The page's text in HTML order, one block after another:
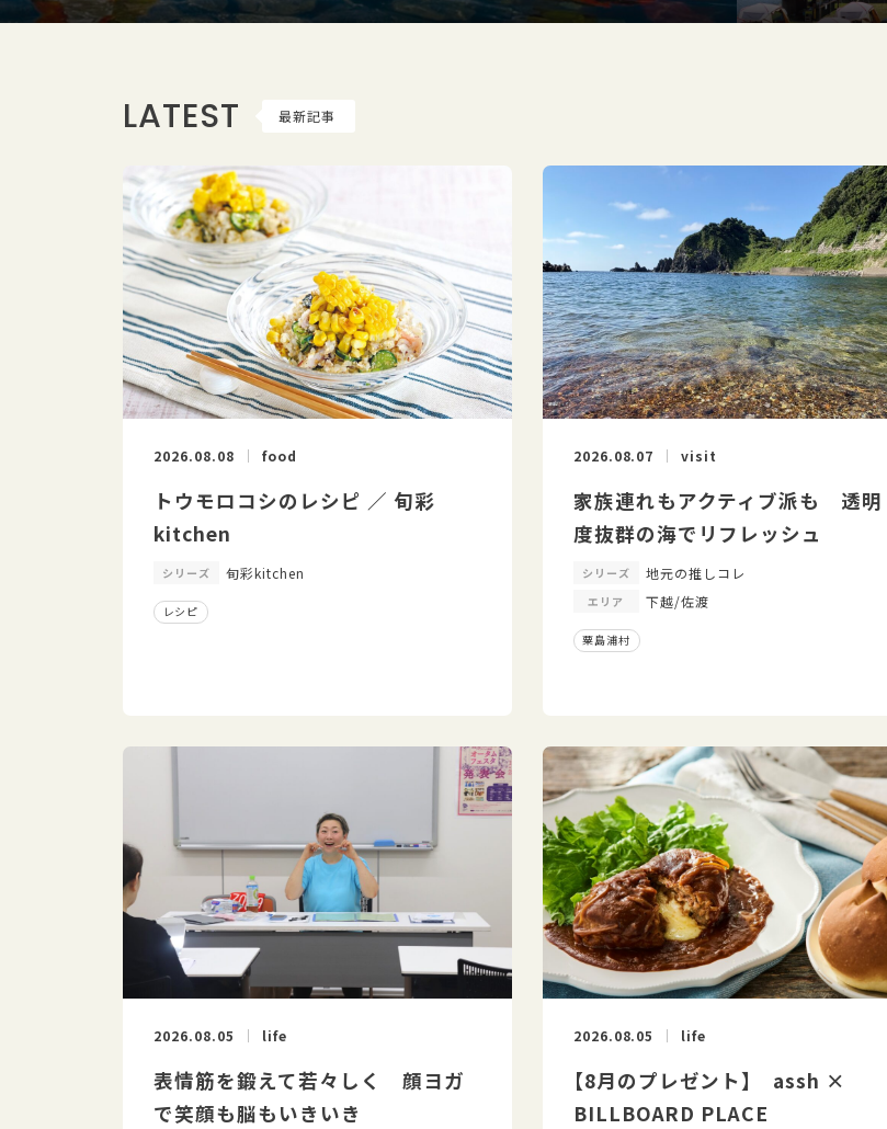
LATEST 最新記事
2026.08.08 food
トウモロコシのレシピ ／ 旬彩
kitchen
シリーズ 旬彩kitchen
レシピ
2026.08.07 visit
家族連れもアクティブ派も 透明
度抜群の海でリフレッシュ
シリーズ 地元の推しコレ
エリア 下越/佐渡
粟島浦村
2026.08.05 life
表情筋を鍛えて若々しく 顔ヨガ
で笑顔も脳もいきいき
2026.08.05 life
【8月のプレゼント】 assh ×
BILLBOARD PLACE